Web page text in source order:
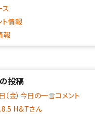
ス
ト情報
報
投稿
（金）今日の一言コメント
H&Tさん